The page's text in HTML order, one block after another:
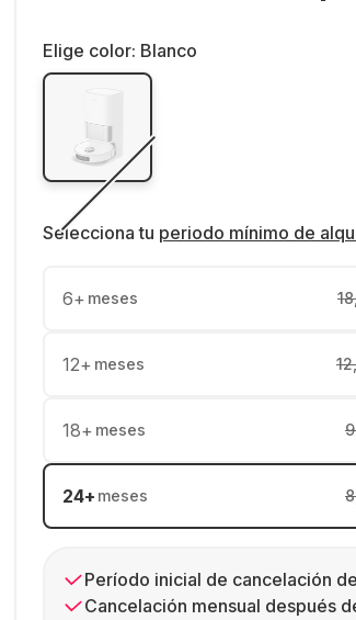
Elige color: Blanco
Selecciona tu periodo mínimo de
6+ meses
12+ meses
18+ meses
24+ meses
Período inicial de cancelación
Cancelación mensual después